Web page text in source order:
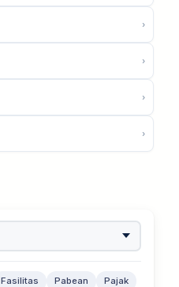
›
›
›
›
Fasilitas Pabean
Pajak